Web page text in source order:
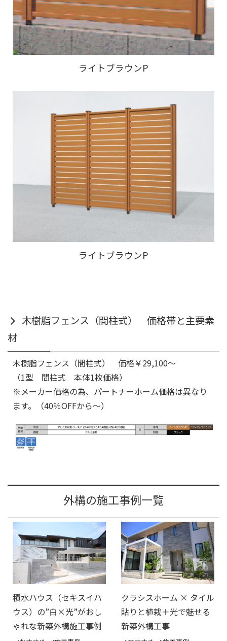
ライトブラウンP
ライトブラウンP
木樹脂フェンス（間柱式） 価格帯と主要素
材
木樹脂フェンス（間柱式） 価格￥29,100～
（1型 間柱式 本体1枚価格）
※メーカー価格の為、パートナーホーム価格は異なり
ます。（40％OFFから～）
外構の施工事例一覧
積水ハウス（セキスイハ
ウス）の”白×光”がおし
ゃれな新築外構施工事例
クラシスホーム × タイル
貼りと植栽＋光で魅せる
新築外構工事